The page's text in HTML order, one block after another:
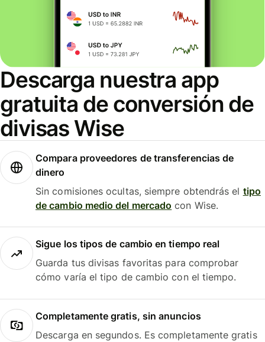
Descarga nuestra app
gratuita de conversión de
divisas Wise
Compara proveedores de transferencias de
dinero
Sin comisiones ocultas, siempre obtendrás el tipo
de cambio medio del mercado con Wise.
Sigue los tipos de cambio en tiempo real
Guarda tus divisas favoritas para comprobar
cómo varía el tipo de cambio con el tiempo.
Completamente gratis, sin anuncios
Descarga en segundos. Es completamente gratis